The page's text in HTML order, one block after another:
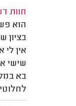
חוות
הוא
אין לי
שישי
בא